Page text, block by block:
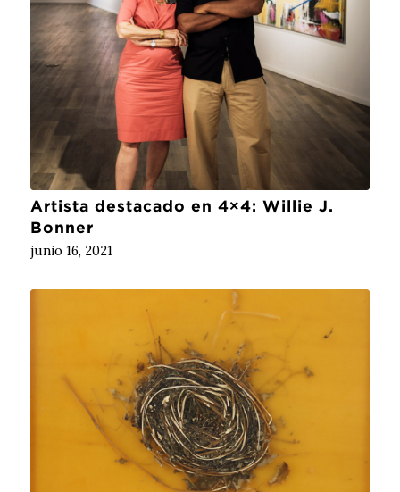
Artista destacado en 4×4: Willie J.
Bonner
junio 16, 2021